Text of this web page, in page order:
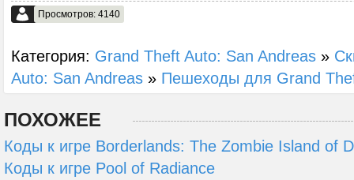
Просмотров: 4140
Категория: Grand Theft Auto: San Andreas »
Auto: San Andreas » Пешеходы для Grand
ПОХОЖЕЕ
Коды к игре Borderlands: The Zombie Island of
Коды к игре Pool of Radiance